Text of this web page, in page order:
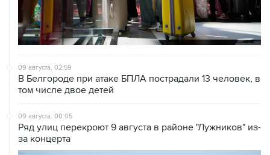
09 августа, 02:59
В Белгороде при атаке БПЛА пострадали 13 человек, в
том числе двое детей
09 августа, 00:05
Ряд улиц перекроют 9 августа в районе "Лужников" из-
за концерта